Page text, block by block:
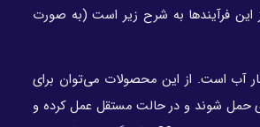
از این فرآیندها به شرح زیر است (به صورت
آب است. از این محصولات می‌توان برای
حمل شوند و در حالت مستقل عمل کرده و